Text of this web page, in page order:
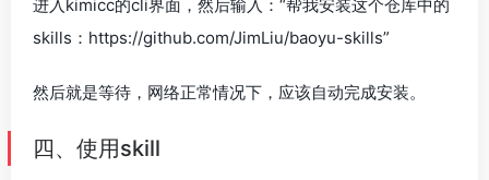
进入kimicc的cli界面，然后输入：“帮我安装这个仓库中的
skills：https://github.com/JimLiu/baoyu-skills”
然后就是等待，网络正常情况下，应该自动完成安装。
四、使用skill